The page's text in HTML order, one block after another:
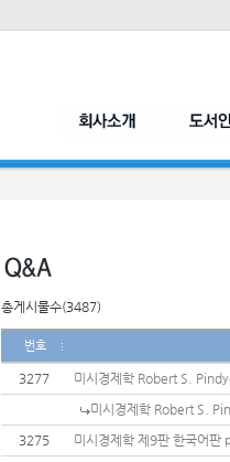
총게시물수(3487)
번호
3277
미시경제학 Robert S.
미시경제학 Robert S.
3275
미시경제학 제9판 한국어판